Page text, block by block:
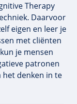
Therapy
Daarvoor
eigen en leer je
met cliënten
je mensen
patronen
het denken in te